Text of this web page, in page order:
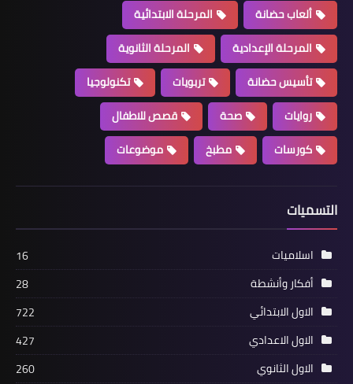
ألعاب حضانة
المرحلة الابتدائية
المرحلة الإعدادية
المرحلة الثانوية
تأسيس حضانة
تربويات
تكنولوجيا
روايات
صحة
قصص للاطفال
كورسات
مطبخ موضوعات
التسميات
اسلاميات
16
أفكار وأنشطة
28
الاول الابتدائي
722
الاول الاعدادي
427
الاول الثانوي
260